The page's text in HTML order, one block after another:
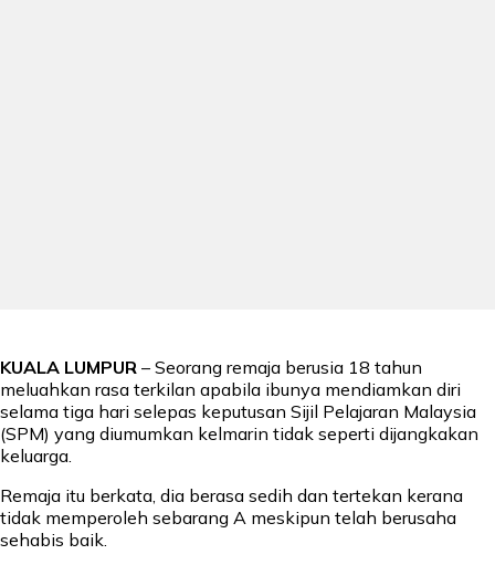
KUALA LUMPUR – Seorang remaja berusia 18 tahun
meluahkan rasa terkilan apabila ibunya mendiamkan diri
selama tiga hari selepas keputusan Sijil Pelajaran Malaysia
(SPM) yang diumumkan kelmarin tidak seperti dijangkakan
keluarga.
Remaja itu berkata, dia berasa sedih dan tertekan kerana
tidak memperoleh sebarang A meskipun telah berusaha
sehabis baik.